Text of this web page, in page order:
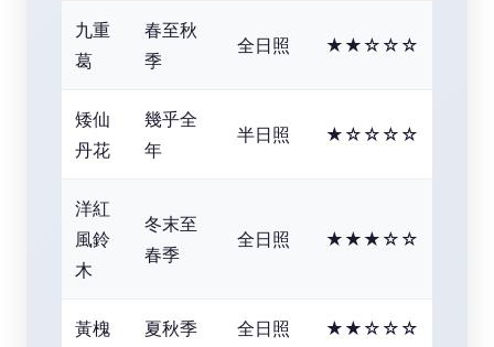
九重
葛
春至秋
季
全日照 ★★☆☆☆
矮仙
丹花
幾乎全
年
半日照 ★☆☆☆☆
洋紅
風鈴
木
冬末至
春季
全日照 ★★★☆☆
黃槐 夏秋季 全日照 ★★☆☆☆